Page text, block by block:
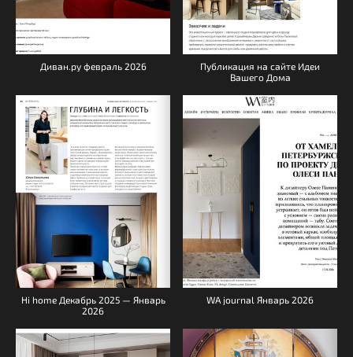
Диван.ру февраль 2026
Публикация на сайте Идеи
Вашего Дома
Hi home Декабрь 2025 — Январь
2026
WA journal Январь 2026